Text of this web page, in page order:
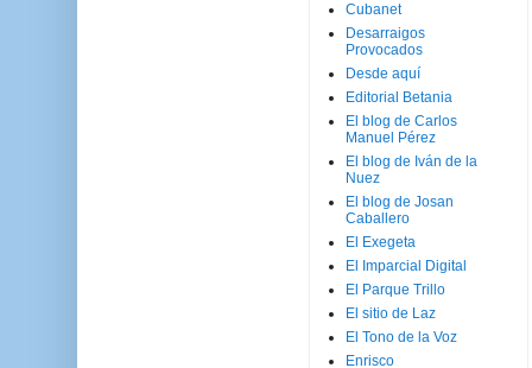
Cubanet
Desarraigos
Provocados
Desde aquí
Editorial Betania
El blog de Carlos
Manuel Pérez
El blog de Iván de la
Nuez
El blog de Josan
Caballero
El Exegeta
El Imparcial Digital
El Parque Trillo
El sitio de Laz
El Tono de la Voz
Enrisco